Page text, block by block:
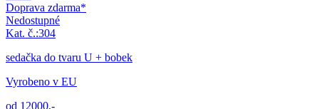
Doprava zdarma*
Nedostupné
Kat. č.:304
sedačka do tvaru U + bobek
Vyrobeno v EU
od 12000,-